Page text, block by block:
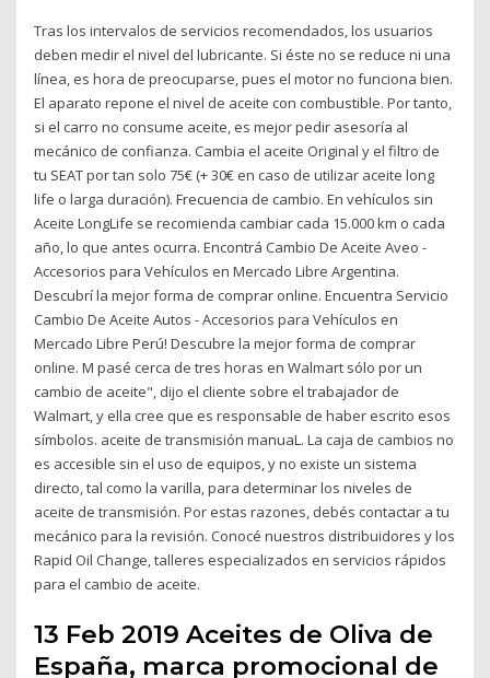
Tras los intervalos de servicios recomendados, los usuarios
deben medir el nivel del lubricante. Si éste no se reduce ni una
línea, es hora de preocuparse, pues el motor no funciona bien.
El aparato repone el nivel de aceite con combustible. Por tanto,
si el carro no consume aceite, es mejor pedir asesoría al
mecánico de confianza. Cambia el aceite Original y el filtro de
tu SEAT por tan solo 75€ (+ 30€ en caso de utilizar aceite long
life o larga duración). Frecuencia de cambio. En vehículos sin
Aceite LongLife se recomienda cambiar cada 15.000 km o cada
año, lo que antes ocurra. Encontrá Cambio De Aceite Aveo -
Accesorios para Vehículos en Mercado Libre Argentina.
Descubrí la mejor forma de comprar online. Encuentra Servicio
Cambio De Aceite Autos - Accesorios para Vehículos en
Mercado Libre Perú! Descubre la mejor forma de comprar
online. M pasé cerca de tres horas en Walmart sólo por un
cambio de aceite", dijo el cliente sobre el trabajador de
Walmart, y ella cree que es responsable de haber escrito esos
símbolos. aceite de transmisión manuaL. La caja de cambios no
es accesible sin el uso de equipos, y no existe un sistema
directo, tal como la varilla, para determinar los niveles de
aceite de transmisión. Por estas razones, debés contactar a tu
mecánico para la revisión. Conocé nuestros distribuidores y los
Rapid Oil Change, talleres especializados en servicios rápidos
para el cambio de aceite.
13 Feb 2019 Aceites de Oliva de
España, marca promocional de